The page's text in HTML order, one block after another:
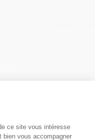
ce site vous intéresse
bien vous accompagner